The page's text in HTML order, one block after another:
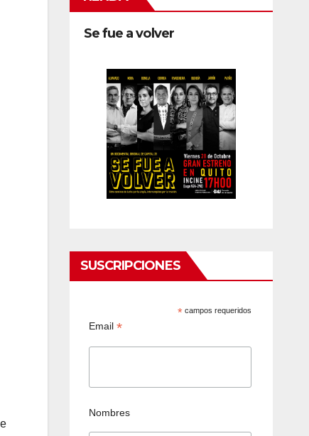
Se fue a volver
SUSCRIPCIONES
* campos requeridos
Email *
Nombres